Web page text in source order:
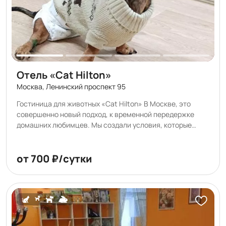
Отель «Cat Hilton»
Москва, Ленинский проспект 95
Гостиница для животных «Cat Hilton» В Москве, это
совершенно новый подход, к временной передержке
домашних любимцев. Мы создали условия, которые
любовь и преданность к Вашим питомцам. Гостинца для
кошек «Cat Hilton» оснащена следующими системами
безопасности: • Индивидуальное видеонаблюдение. •
Видеонаблюдение периметра отеля. • Охранная
сигнализация. • Пожарная сигнализация с системой
дымоудаления • Контроль доступа. Мы так же оснастили
«Cat Hilton» • Безопасной системой очистки воздуха (
от 700 ₽/сутки